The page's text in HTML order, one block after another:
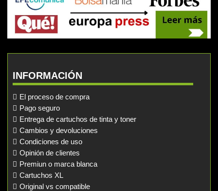
INFORMACIÓN
El proceso de compra
Pago seguro
Entrega de cartuchos de tinta y toner
Cambios y devoluciones
Condiciones de uso
Opinión de clientes
Premiun o marca blanca
Cartuchos XL
Original vs compatible